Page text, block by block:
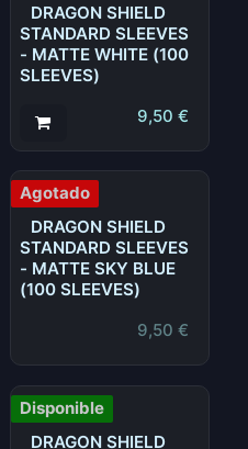
DRAGON SHIELD
STANDARD SLEEVES
- MATTE WHITE (100
SLEEVES)
9,50 €
Agotado
DRAGON SHIELD
STANDARD SLEEVES
- MATTE SKY BLUE
(100 SLEEVES)
9,50 €
Disponible
DRAGON SHIELD